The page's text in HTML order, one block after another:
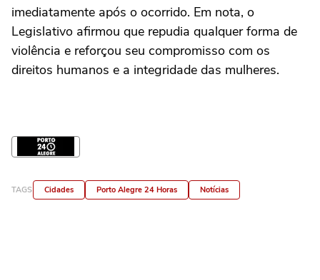
imediatamente após o ocorrido. Em nota, o
Legislativo afirmou que repudia qualquer forma de
violência e reforçou seu compromisso com os
direitos humanos e a integridade das mulheres.
TAGS Cidades Porto Alegre 24 Horas Notícias